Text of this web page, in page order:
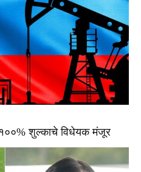
१००% शुल्काचे विधेयक मंजूर